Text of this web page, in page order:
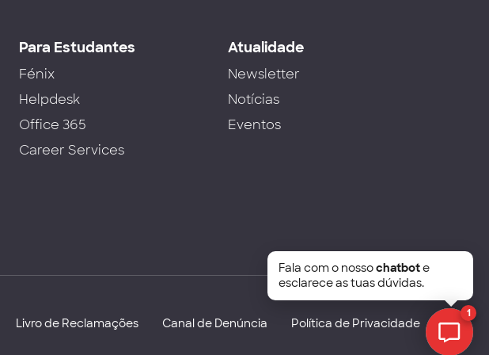
Para Estudantes
Fénix
Helpdesk
Office 365
Career Services
Atualidade
Newsletter
Notícias
Eventos
Livro de Reclamações Canal de Denúncia Política de Privacidade
1
Fala com o nossochatbote
esclarece as tuas dúvidas.